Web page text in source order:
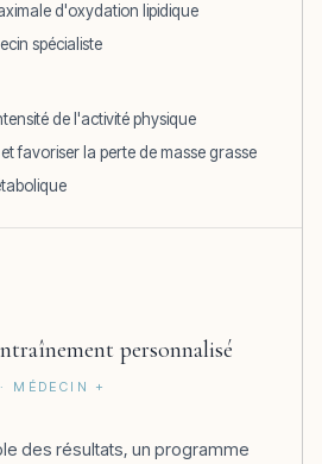
d'oxydation lipidique
spécialiste
de l'activité physique
favoriser la perte de masse grasse
personnalisé
MÉDECIN +
des résultats, un programme